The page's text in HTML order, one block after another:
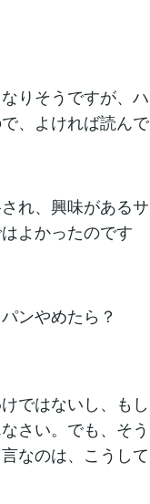
りそうですが、ハ
、よければ読んで
れ、興味があるサ
よかったのです
ンやめたら？
ではないし、もし
さい。でも、そう
なのは、こうして